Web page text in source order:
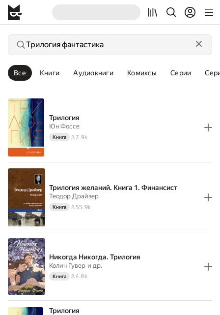
Все Книги Аудиокниги Комиксы Серии
Трилогия
Юн Фоссе
Книга 7.9k
Трилогия желаний. Книга 1. Финансист
Теодор Драйзер
Книга 55.9k
Никогда Никогда. Трилогия
Колин Гувер и др.
Книга 4.6k
Трилогия